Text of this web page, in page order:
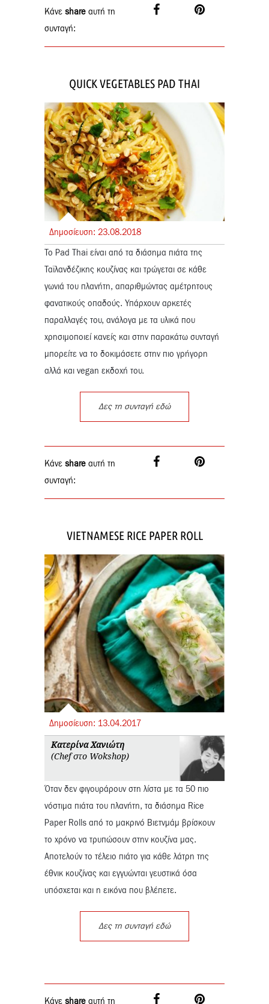
Κάνε share αυτή τη
συνταγή:
QUICK VEGETABLES PAD THAI
Δημοσίευση: 23.08.2018
Το Pad Thai είναι από τα διάσημα πιάτα της
Ταϊλανδέζικης κουζίνας και τρώγεται σε κάθε
γωνιά του πλανήτη, απαριθμώντας αμέτρητους
φανατικούς οπαδούς. Υπάρχουν αρκετές
παραλλαγές του, ανάλογα με τα υλικά που
χρησιμοποιεί κανείς και στην παρακάτω συνταγή
μπορείτε να το δοκιμάσετε στην πιο γρήγορη
αλλά και vegan εκδοχή του.
Δες τη συνταγή εδώ
Κάνε share αυτή τη
συνταγή:
VIETNAMESE RICE PAPER ROLL
Δημοσίευση: 13.04.2017
Κατερίνα Χανιώτη
(Chef στο Wokshop)
Όταν δεν φιγουράρουν στη λίστα με τα 50 πιο
νόστιμα πιάτα του πλανήτη, τα διάσημα Rice
Paper Rolls από το μακρινό Βιετνμάμ βρίσκουν
το χρόνο να τρυπώσουν στην κουζίνα μας.
Αποτελούν το τέλειο πιάτο για κάθε λάτρη της
έθνικ κουζίνας και εγγυώνται γευστικά όσα
υπόσχεται και η εικόνα που βλέπετε.
Δες τη συνταγή εδώ
Κάνε share αυτή τη